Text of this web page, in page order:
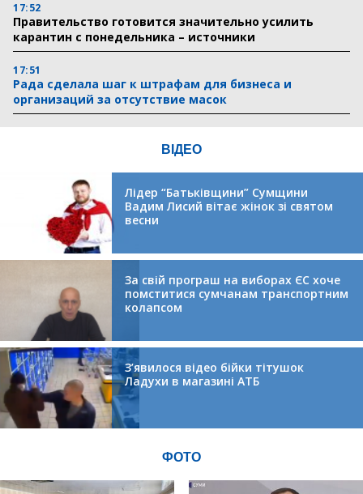
17:52
Правительство готовится значительно усилить
карантин с понедельника – источники
17:51
Рада сделала шаг к штрафам для бизнеса и
организаций за отсутствие масок
ВІДЕО
Лідер “Батьківщини” Сумщини
Вадим Лисий вітає жінок зі святом
весни
За свій програш на виборах ЄС хоче
помститися сумчанам транспортним
колапсом
З’явилося відео бійки тітушок
Ладухи в магазині АТБ
ФОТО